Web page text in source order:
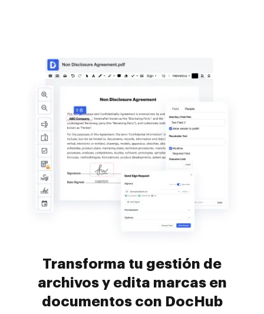
Transforma tu gestión de
archivos y edita marcas en
documentos con DocHub